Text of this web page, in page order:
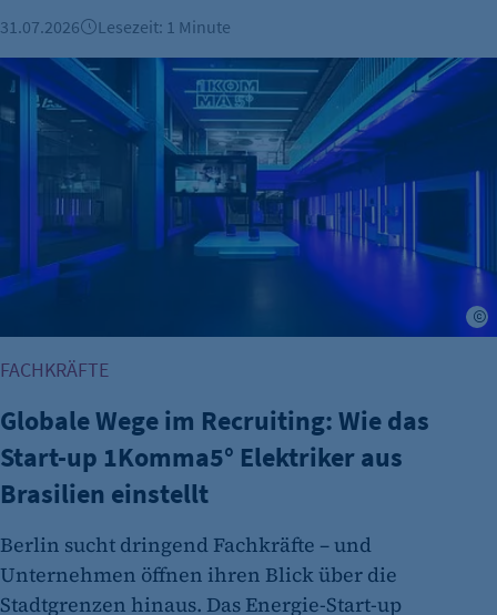
etracker Analytics
Name:
et_oi_v2
Anbieter:
etracker GmbH
Zweck:
Cookie Erkennung
2 Jahre
Name:
et_allow_cookies
Anbieter:
Zweck:
31.07.2026 Lesezeit: 1 Minute
Globale Wege im Recruiting: Wie das Start-up 1Komma5°
FACHKRÄFTE
Globale Wege im Recruiting: Wie das
Start-up 1Komma5° Elektriker aus
Brasilien einstellt
Berlin sucht dringend Fachkräfte – und
Unternehmen öffnen ihren Blick über die
Stadtgrenzen hinaus. Das Energie-Start-up